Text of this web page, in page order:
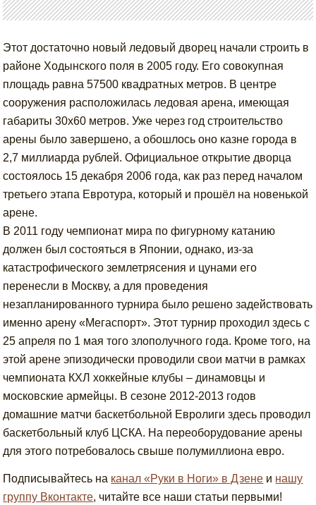
Этот достаточно новый ледовый дворец начали строить в
районе Ходынского поля в 2005 году. Его совокупная
площадь равна 57500 квадратных метров. В центре
сооружения расположилась ледовая арена, имеющая
габариты 30х60 метров. Уже через год строительство
арены было завершено, а обошлось оно казне города в
2,7 миллиарда рублей. Официальное открытие дворца
состоялось 15 декабря 2006 года, как раз перед началом
третьего этапа Евротура, который и прошёл на новенькой
арене.
В 2011 году чемпионат мира по фигурному катанию
должен был состояться в Японии, однако, из-за
катастрофического землетрясения и цунами его
перенесли в Москву, а для проведения
незапланированного турнира было решено задействовать
именно арену «Мегаспорт». Этот турнир проходил здесь с
25 апреля по 1 мая того злополучного года. Кроме того, на
этой арене эпизодически проводили свои матчи в рамках
чемпионата КХЛ хоккейные клубы – динамовцы и
московские армейцы. В сезоне 2012-2013 годов
домашние матчи баскетбольной Евролиги здесь проводил
баскетбольный клуб ЦСКА. На переоборудование арены
для этого потребовалось свыше полумиллиона евро.
Подписывайтесь на канал «Руки в Ноги» в Дзене и нашу
группу Вконтакте, читайте все наши статьи первыми!